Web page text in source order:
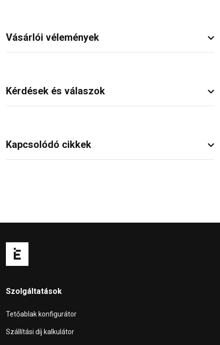
Vásárlói vélemények
Kérdések és válaszok
Kapcsolódó cikkek
Szolgáltatások
Tetőablak konfigurátor
Szállítási díj kalkulátor